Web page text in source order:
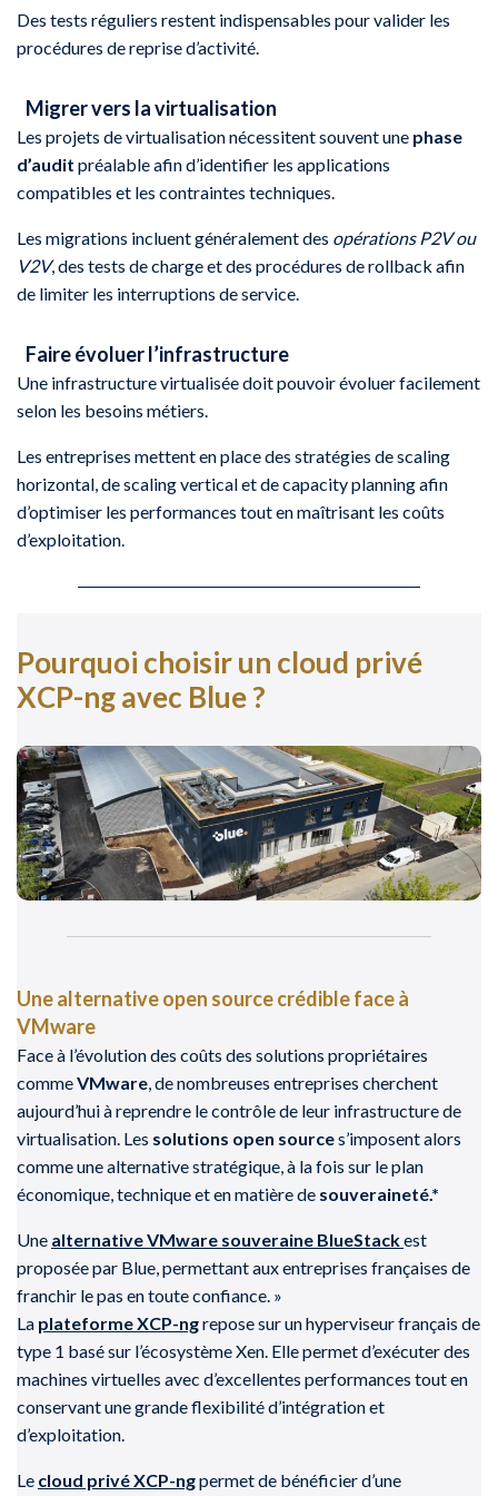
Des tests réguliers restent indispensables pour valider les
procédures de reprise d’activité.
Migrer vers la virtualisation
Les projets de virtualisation nécessitent souvent une phase
d’audit préalable afin d’identifier les applications
compatibles et les contraintes techniques.
Les migrations incluent généralement des opérations P2V ou
V2V, des tests de charge et des procédures de rollback afin
de limiter les interruptions de service.
Faire évoluer l’infrastructure
Une infrastructure virtualisée doit pouvoir évoluer facilement
selon les besoins métiers.
Les entreprises mettent en place des stratégies de scaling
horizontal, de scaling vertical et de capacity planning afin
d’optimiser les performances tout en maîtrisant les coûts
d’exploitation.
Pourquoi choisir un cloud privé
XCP-ng avec Blue ?
Une alternative open source crédible face à
VMware
Face à l’évolution des coûts des solutions propriétaires
commeVMware, de nombreuses entreprises cherchent
aujourd’hui à reprendre le contrôle de leur infrastructure de
virtualisation. Les solutions open sources’imposent alors
comme une alternative stratégique, à la fois sur le plan
économique, technique et en matière de souveraineté.*
Une alternative VMware souveraine BlueStackest
proposée par Blue, permettant aux entreprises françaises de
franchir le pas en toute confiance. »
La plateforme XCP-ngrepose sur un hyperviseur français de
type 1 basé sur l’écosystème Xen. Elle permet d’exécuter des
machines virtuelles avec d’excellentes performances tout en
conservant une grande flexibilité d’intégration et
d’exploitation.
Le cloud privé XCP-ngpermet de bénéficier d’une